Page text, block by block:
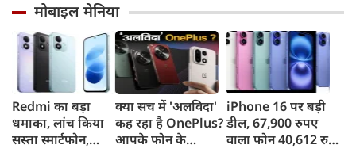
प्रदर्शनकारी
तिथि, योगी सरकार में
छात्रों को मिला
मजबूत सहारा
सांसद
मोबाइल मेनिया
Redmi का बड़ा
धमाका, लांच किया
सस्ता स्मार्टफोन,
क्या सच में 'अलविदा'
कह रहा है OnePlus?
आपके फोन के
iPhone 16 पर बड़ी
डील, 67,900 रुपए
वाला फोन 40,612 रुपए